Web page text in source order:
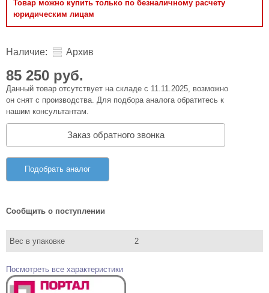
Товар можно купить только по безналичному расчету
юридическим лицам
Наличие: Архив
85 250 руб.
Данный товар отсутствует на складе с 11.11.2025, возможно
он снят с производства. Для подбора аналога обратитесь к
нашим консультантам.
Заказ обратного звонка
Подобрать аналог
Сообщить о поступлении
Вес в упаковке 2
Посмотреть все характеристики